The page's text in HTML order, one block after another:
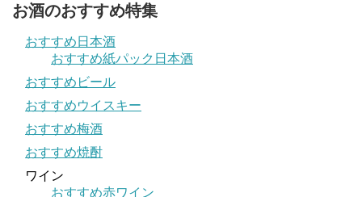
お酒のおすすめ特集
おすすめ日本酒
おすすめ紙パック日本酒
おすすめビール
おすすめウイスキー
おすすめ梅酒
おすすめ焼酎
ワイン
おすすめ赤ワイン